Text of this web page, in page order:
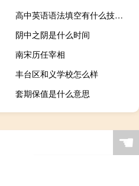
高中英语语法填空有什么技巧吗
阴中之阴是什么时间
南宋历任宰相
丰台区和义学校怎么样
套期保值是什么意思
☚